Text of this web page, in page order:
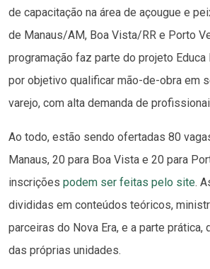
de capacitação na área de açougue e
de Manaus/AM, Boa Vista/RR e Porto
programação faz parte do projeto Educa
por objetivo qualificar mão-de-obra em
varejo, com alta demanda de
Ao todo, estão sendo ofertadas 80
Manaus, 20 para Boa Vista e 20 para
inscrições podem ser feitas pelo site.
divididas em conteúdos teóricos,
parceiras do Nova Era, e a parte prática,
das próprias unidades.